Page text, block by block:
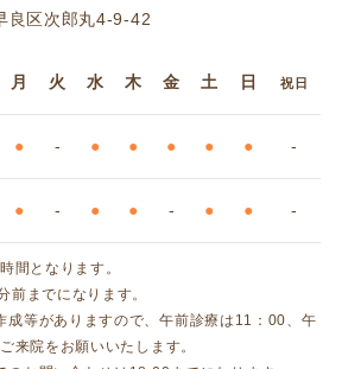
良区次郎丸4-9-42
月 火 水 木 金 土 日 祝日
● - ● ● ● ● ● -
● - ● ● - ● ● -
間となります。
までになります。
等がありますので、午前診療は11：00、午
来院をお願いいたします。